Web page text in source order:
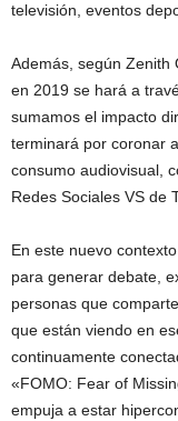
televisión, eventos
Además, según Zenith
en 2019 se hará a
sumamos el impacto
terminará por coronar
consumo audiovisual,
Redes Sociales VS de
En este nuevo
para generar debate,
personas que
que están viendo en
continuamente
«FOMO: Fear of
empuja a estar